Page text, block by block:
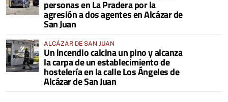
personas en La Pradera por la
agresión a dos agentes en Alcázar de
San Juan
ALCÁZAR DE SAN JUAN
Un incendio calcina un pino y alcanza
la carpa de un establecimiento de
hostelería en la calle Los Ángeles de
Alcázar de San Juan